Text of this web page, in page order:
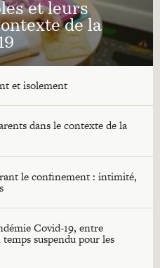
et leurs
de la
et isolement
dans le contexte de la
le confinement : intimité,
Covid-19, entre
suspendu pour les